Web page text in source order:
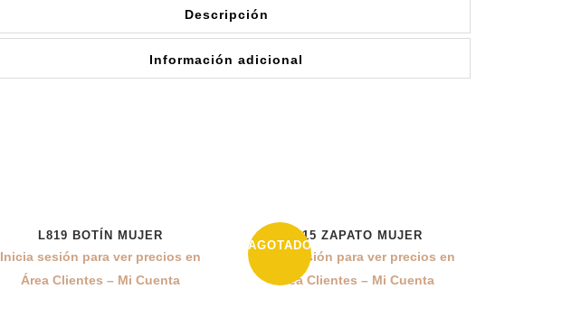
Descripción
Información adicional
L819 BOTÍN MUJER
Inicia sesión para ver precios en
Área Clientes – Mi Cuenta
AGOTADO
L815 ZAPATO MUJER
Inicia sesión para ver precios en
Área Clientes – Mi Cuenta